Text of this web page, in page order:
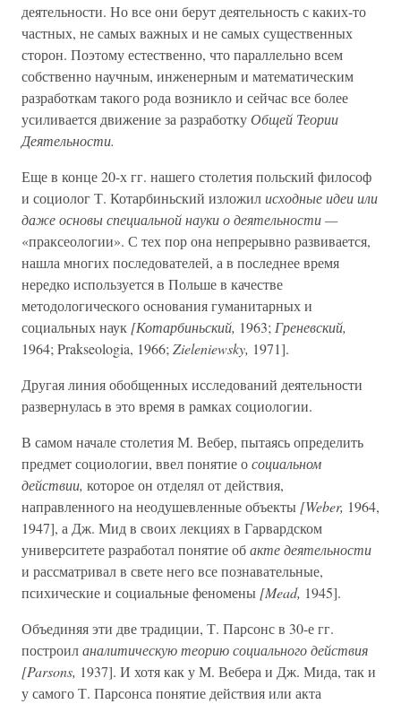
деятельности. Но все они берут деятельность с каких-то
частных, не самых важных и не самых существенных
сторон. Поэтому естественно, что параллельно всем
собственно научным, инженерным и математическим
разработкам такого рода возникло и сейчас все более
усиливается движение за разработкуОбщей Теории
Деятельности.
Еще в конце 20-х гг. нашего столетия польский философ
и социолог Т. Котарбиньский изложилисходные идеи или
даже основы специальной науки о деятельности —
«праксеологии». С тех пор она непрерывно развивается,
нашла многих последователей, а в последнее время
нередко используется в Польше в качестве
методологического основания гуманитарных и
социальных наук [Котарбиньский, 1963; Греневский,
1964; Prakseologia, 1966; Zieleniewsky, 1971].
Другая линия обобщенных исследований деятельности
развернулась в это время в рамках социологии.
В самом начале столетия М. Вебер, пытаясь определить
предмет социологии, ввел понятие осоциальном
действии, которое он отделял от действия,
направленного на неодушевленные объекты [Weber, 1964,
1947], а Дж. Мид в своих лекциях в Гарвардском
университете разработал понятие обакте деятельности
и рассматривал в свете него все познавательные,
психические и социальные феномены [Mead, 1945].
Объединяя эти две традиции, Т. Парсонс в 30-е гг.
построиланалитическую теорию социального действия
[Parsons, 1937]. И хотя как у М. Вебера и Дж. Мида, так и
у самого Т. Парсонса понятие действия или акта